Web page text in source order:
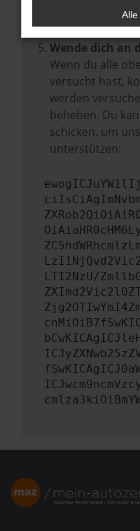
führen, dass
mehr
Wende dich an
Wenn du alle
versucht hast,
werden
beheben. Du
schicken, um
unterstützen:
LTI2NzU/